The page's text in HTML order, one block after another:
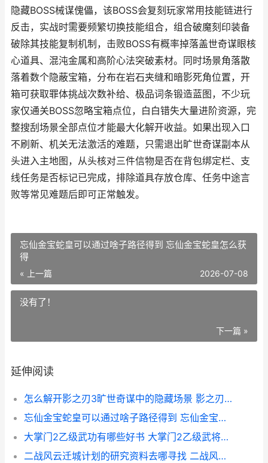
隐藏BOSS械谋傀儡，该BOSS会复刻玩家常用技能链进行
反击，实战时需要频繁切换技能组合，组合破魔刻印装备
破除其技能复制机制，击败BOSS有概率掉落盖世奇谋眼核
心道具、混沌金属和高阶心法突破素材。同时场景角落散
落着数个隐蔽宝箱，分布在岩石夹缝和暗影死角位置，开
箱可获取罪体挑战次数补给、极品词条锻造蓝图，不少玩
家仅通关BOSS忽略宝箱点位，白白错失大量进阶资源，完
整搜刮场景全部点位才能最大化解开收益。如果出现入口
不刷新、机关无法激活的难题，只需退出旷世奇谋副本从
头进入主地图，从头核对三件信物是否在背包绑定栏、支
线任务是否标记已完成，排除道具存放仓库、任务中途言
败等常见难题后即可正常触发。
忘仙金宝蛇皇可以通过啥子路径得到 忘仙金宝蛇皇怎么获
得
« 上一篇 2026-07-08
没有了！
下一篇 »
延伸阅读
怎么解开影之刃3旷世奇谋中的隐藏场景 影之刃 支线
忘仙金宝蛇皇可以通过啥子路径得到 忘仙金宝蛇皇怎么获得
大掌门2乙级武功有哪些好书 大掌门2乙级武将怎么打
二战风云迁城计划的研究资料去哪寻找 二战风云迁城计划怎么使用